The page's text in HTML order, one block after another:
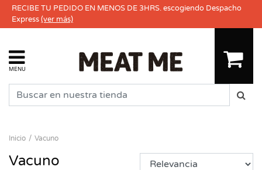
RECIBE TU PEDIDO EN MENOS DE 3HRS. escogiendo Despacho
Express(ver más)
MENU
Inicio Vacuno
Vacuno